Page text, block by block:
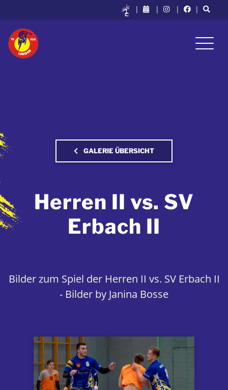
| | | |
GALERIE ÜBERSICHT
Herren II vs. SV
Erbach II
Bilder zum Spiel der Herren II vs. SV Erbach II
- Bilder by Janina Bosse